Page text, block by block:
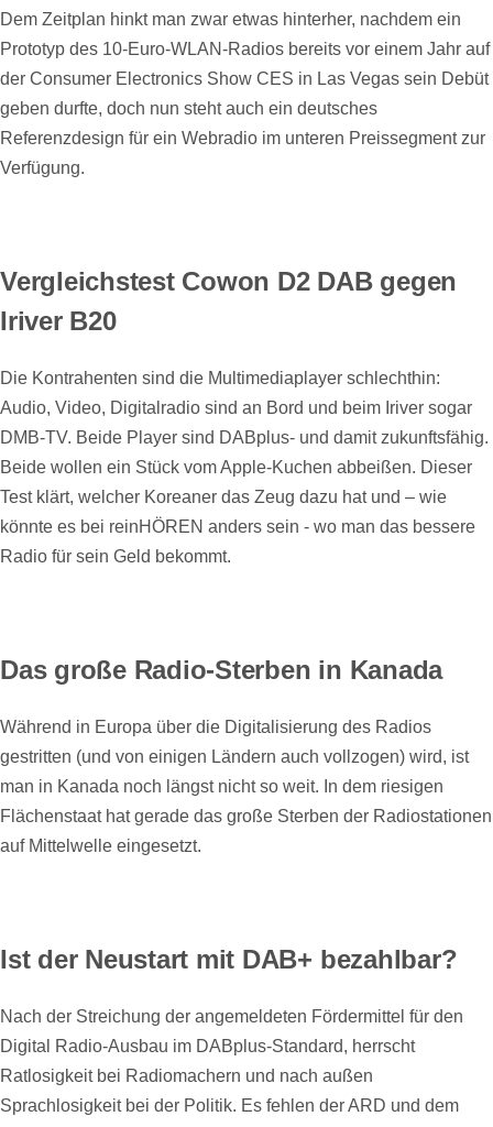
Dem Zeitplan hinkt man zwar etwas hinterher, nachdem ein
Prototyp des 10-Euro-WLAN-Radios bereits vor einem Jahr auf
der Consumer Electronics Show CES in Las Vegas sein Debüt
geben durfte, doch nun steht auch ein deutsches
Referenzdesign für ein Webradio im unteren Preissegment zur
Verfügung.
Vergleichstest Cowon D2 DAB gegen
Iriver B20
Die Kontrahenten sind die Multimediaplayer schlechthin:
Audio, Video, Digitalradio sind an Bord und beim Iriver sogar
DMB-TV. Beide Player sind DABplus- und damit zukunftsfähig.
Beide wollen ein Stück vom Apple-Kuchen abbeißen. Dieser
Test klärt, welcher Koreaner das Zeug dazu hat und – wie
könnte es bei reinHÖREN anders sein - wo man das bessere
Radio für sein Geld bekommt.
Das große Radio-Sterben in Kanada
Während in Europa über die Digitalisierung des Radios
gestritten (und von einigen Ländern auch vollzogen) wird, ist
man in Kanada noch längst nicht so weit. In dem riesigen
Flächenstaat hat gerade das große Sterben der Radiostationen
auf Mittelwelle eingesetzt.
Ist der Neustart mit DAB+ bezahlbar?
Nach der Streichung der angemeldeten Fördermittel für den
Digital Radio-Ausbau im DABplus-Standard, herrscht
Ratlosigkeit bei Radiomachern und nach außen
Sprachlosigkeit bei der Politik. Es fehlen der ARD und dem